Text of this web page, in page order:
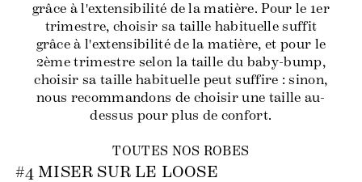
grâce à l'extensibilité de la matière. Pour le 1er
trimestre, choisir sa taille habituelle suffit
grâce à l'extensibilité de la matière, et pour le
2ème trimestre selon la taille du baby-bump,
choisir sa taille habituelle peut suffire : sinon,
nous recommandons de choisir une taille au-
dessus pour plus de confort.
TOUTES NOS ROBESCorbeille Chaude journée
#4 MISER SUR LE LOOSE